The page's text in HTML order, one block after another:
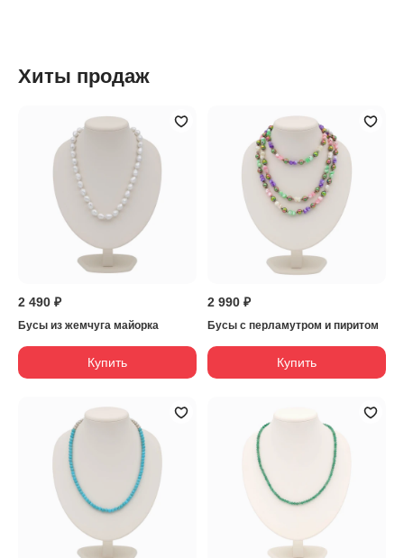
Хиты продаж
2 490 ₽
Бусы из жемчуга майорка
Купить
2 990 ₽
Бусы с перламутром и пиритом
Купить